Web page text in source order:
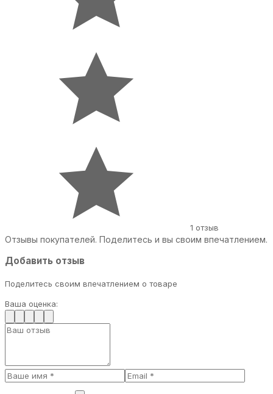
1 отзыв
Отзывы покупателей. Поделитесь и вы своим впечатлением.
Добавить отзыв
Поделитесь своим впечатлением о товаре
Ваша оценка: